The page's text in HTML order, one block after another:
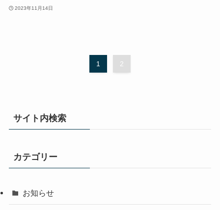
2023年11月14日
1 2
サイト内検索
カテゴリー
お知らせ